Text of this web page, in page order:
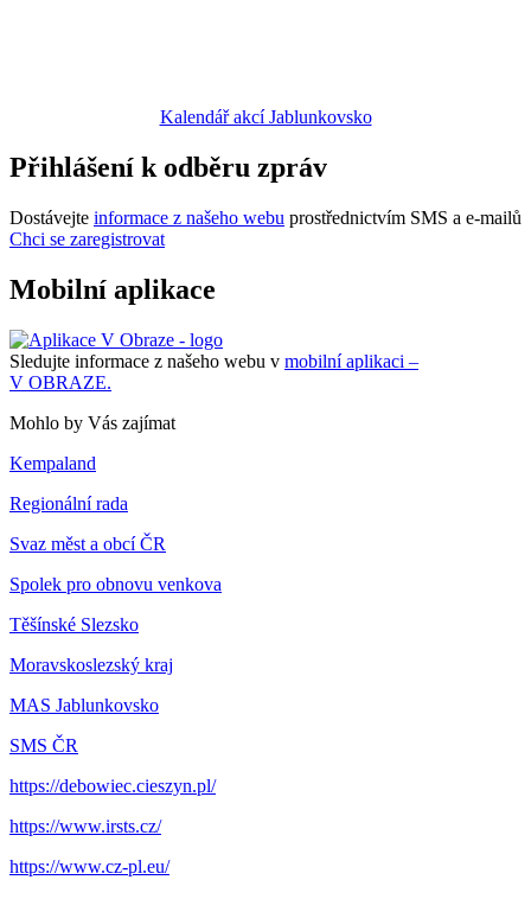
Kalendář akcí Jablunkovsko
Přihlášení k odběru zpráv
Dostávejte informace z našeho webu prostřednictvím SMS a e-mailů
Chci se zaregistrovat
Mobilní aplikace
Sledujte informace z našeho webu v mobilní aplikaci –
V OBRAZE.
Mohlo by Vás zajímat
Kempaland
Regionální rada
Svaz měst a obcí ČR
Spolek pro obnovu venkova
Těšínské Slezsko
Moravskoslezský kraj
MAS Jablunkovsko
SMS ČR
https://debowiec.cieszyn.pl/
https://www.irsts.cz/
https://www.cz-pl.eu/